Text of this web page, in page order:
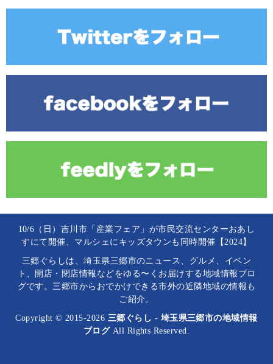
10/6（日）吉川市「産業フェア」が市民交流センターおあし
すにて開催、マルシェにキッズタウンも同時開催【2024】
三郷ぐらしは、埼玉県三郷市のニュース、グルメ、イベン
ト、開店・閉店情報などをゆる〜くお届けする地域情報ブロ
グです。三郷市からおでかけできる市外の近隣地域の情報も
ご紹介。
Copyright © 2015-2026 三郷ぐらし - 埼玉県三郷市の地域情報
ブログAll Rights Reserved.